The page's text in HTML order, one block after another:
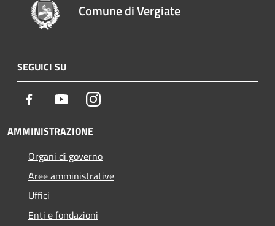
Comune di Vergiate
SEGUICI SU
Facebook YoutubeInstagram
AMMINISTRAZIONE
Organi di governo
Aree amministrative
Uffici
Enti e fondazioni